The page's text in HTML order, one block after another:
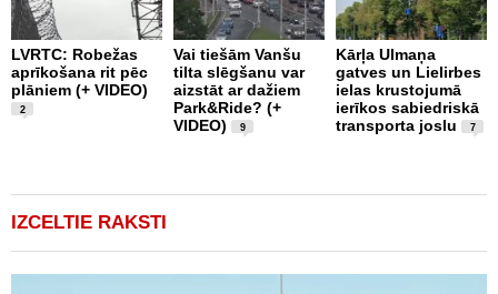
LVRTC: Robežas
aprīkošana rit pēc
plāniem (+ VIDEO)
2
Vai tiešām Vanšu
tilta slēgšanu var
aizstāt ar dažiem
Park&Ride? (+
VIDEO)
9
Kārļa Ulmaņa
gatves un Lielirbes
ielas krustojumā
ierīkos sabiedriskā
transporta joslu
7
IZCELTIE RAKSTI